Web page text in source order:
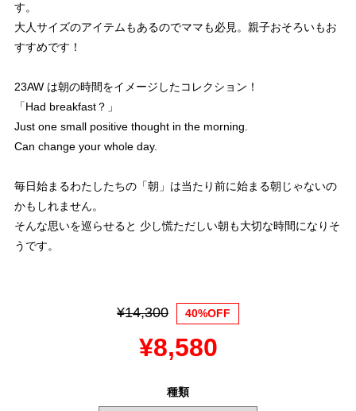
す。
大人サイズのアイテムもあるのでママも必見。親子おそろいもお
すすめです！
23AW は朝の時間をイメージしたコレクション！
「Had breakfast？」
Just one small positive thought in the morning.
Can change your whole day.
毎日始まるわたしたちの「朝」は当たり前に始まる朝じゃないの
かもしれません。
そんな思いを巡らせると 少し慌ただしい朝も大切な時間になりそ
うです。
¥14,300 40%OFF
¥8,580
種類